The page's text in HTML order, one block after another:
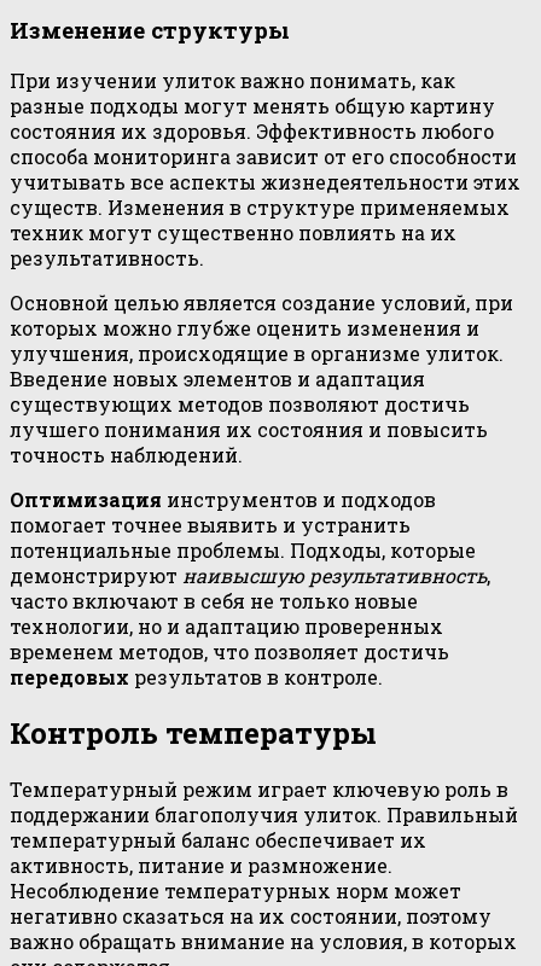
Изменение структуры
При изучении улиток важно понимать, как
разные подходы могут менять общую картину
состояния их здоровья. Эффективность любого
способа мониторинга зависит от его способности
учитывать все аспекты жизнедеятельности этих
существ. Изменения в структуре применяемых
техник могут существенно повлиять на их
результативность.
Основной целью является создание условий, при
которых можно глубже оценить изменения и
улучшения, происходящие в организме улиток.
Введение новых элементов и адаптация
существующих методов позволяют достичь
лучшего понимания их состояния и повысить
точность наблюдений.
Оптимизация инструментов и подходов
помогает точнее выявить и устранить
потенциальные проблемы. Подходы, которые
демонстрируют наивысшую результативность,
часто включают в себя не только новые
технологии, но и адаптацию проверенных
временем методов, что позволяет достичь
передовых результатов в контроле.
Контроль температуры
Температурный режим играет ключевую роль в
поддержании благополучия улиток. Правильный
температурный баланс обеспечивает их
активность, питание и размножение.
Несоблюдение температурных норм может
негативно сказаться на их состоянии, поэтому
важно обращать внимание на условия, в которых